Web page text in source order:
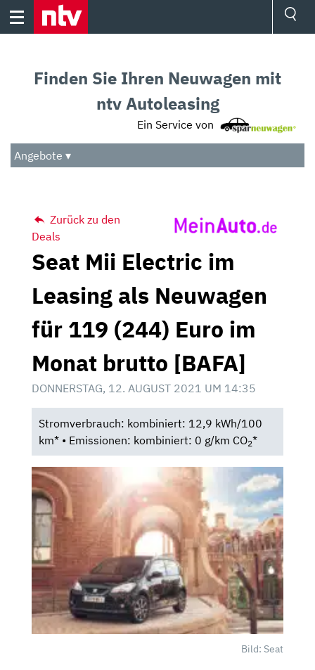
Skip
Audio
Das Beste
Finden Sie Ihren Neuwagen mit
ntv Autoleasing
Ein Service von
Angebote ▾
Zurück zu den
Deals
Seat Mii Electric im
Leasing als Neuwagen
für 119 (244) Euro im
Monat brutto [BAFA]
DONNERSTAG, 12. AUGUST 2021 UM 14:35
Stromverbrauch: kombiniert: 12,9 kWh/100
km* • Emissionen: kombiniert: 0 g/km CO2*
Bild: Seat